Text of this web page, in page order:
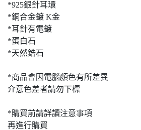
*925銀針耳環
*銅合金鍍 K金
*耳針有電鍍
*蛋白石
*天然鋯石
*商品會因電腦顏色有所差異
介意色差者請勿下標
*購買前請詳讀注意事項
再進行購買